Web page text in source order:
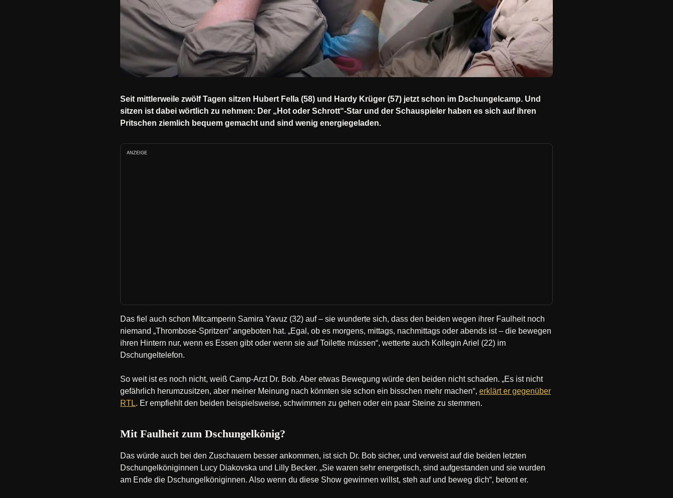
Seit mittlerweile zwölf Tagen sitzen Hubert Fella (58) und Hardy Krüger (57) jetzt schon im Dschungelcamp. Und
sitzen ist dabei wörtlich zu nehmen: Der „Hot oder Schrott“-Star und der Schauspieler haben es sich auf ihren
Pritschen ziemlich bequem gemacht und sind wenig energiegeladen.
ANZEIGE
Das fiel auch schon Mitcamperin Samira Yavuz (32) auf – sie wunderte sich, dass den beiden wegen ihrer Faulheit noch
niemand „Thrombose-Spritzen“ angeboten hat. „Egal, ob es morgens, mittags, nachmittags oder abends ist – die bewegen
ihren Hintern nur, wenn es Essen gibt oder wenn sie auf Toilette müssen“, wetterte auch Kollegin Ariel (22) im
Dschungeltelefon.
So weit ist es noch nicht, weiß Camp-Arzt Dr. Bob. Aber etwas Bewegung würde den beiden nicht schaden. „Es ist nicht
gefährlich herumzusitzen, aber meiner Meinung nach könnten sie schon ein bisschen mehr machen“, erklärt er gegenüber
RTL. Er empfiehlt den beiden beispielsweise, schwimmen zu gehen oder ein paar Steine zu stemmen.
Mit Faulheit zum Dschungelkönig?
Das würde auch bei den Zuschauern besser ankommen, ist sich Dr. Bob sicher, und verweist auf die beiden letzten
Dschungelköniginnen Lucy Diakovska und Lilly Becker. „Sie waren sehr energetisch, sind aufgestanden und sie wurden
am Ende die Dschungelköniginnen. Also wenn du diese Show gewinnen willst, steh auf und beweg dich“, betont er.